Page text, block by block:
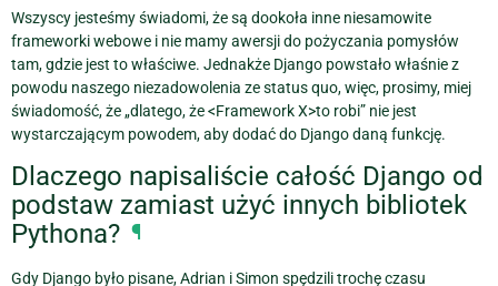
Wszyscy jesteśmy świadomi, że są dooko‭‭ła inne niesamowite
frameworki webowe i nie mamy awersji do pożyczania pomys‭łów
tam, gdzie jest to w‭łaściwe. Jednakże Django powsta‭ło w‭‭łaśnie z
powodu naszego niezadowolenia ze status quo, więc, prosimy, miej
świadomość, że „dlatego, że <Framework X>to robi” nie jest
wystarczającym powodem, aby dodać do Django daną funkcję.
Dlaczego napisaliście całość Django od
podstaw zamiast użyć innych bibliotek
Pythona? ¶
Gdy Django było pisane, Adrian i Simon spędzili trochę czasu